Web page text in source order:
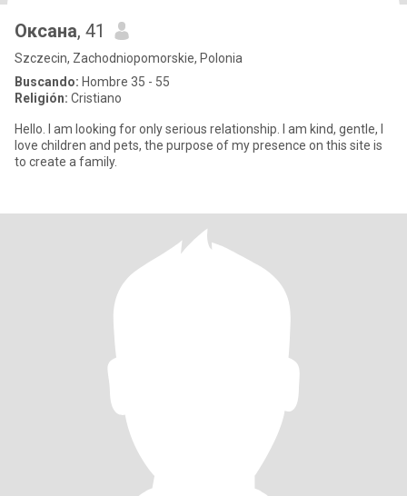
Оксана, 41
Szczecin, Zachodniopomorskie, Polonia
Buscando: Hombre 35 - 55
Religión: Cristiano
Hello. I am looking for only serious relationship. I am kind, gentle, I
love children and pets, the purpose of my presence on this site is
to create a family.